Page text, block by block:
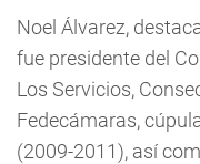
Noel Álvarez,
fue presidente del
Los Servicios,
Fedecámaras,
(2009-2011), así